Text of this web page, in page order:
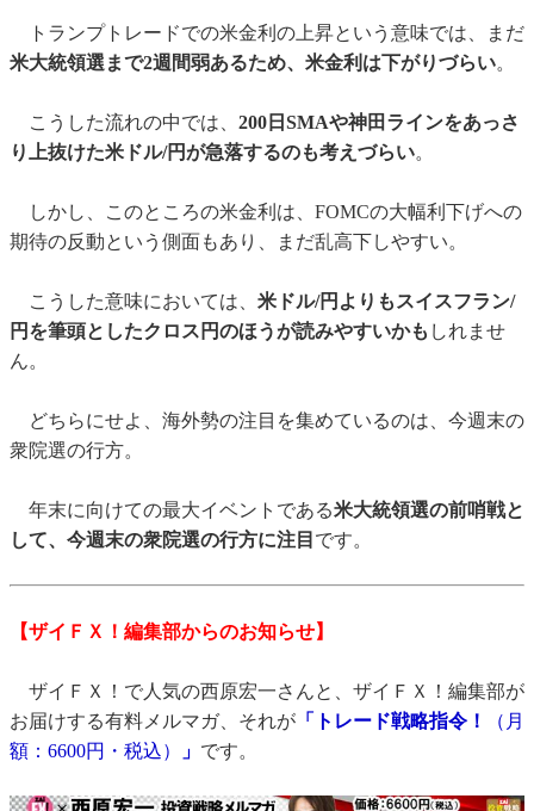
トランプトレードでの米金利の上昇という意味では、まだ
米大統領選まで2週間弱あるため、米金利は下がりづらい。
こうした流れの中では、 200日SMAや神田ラインをあっさ
り上抜けた米ドル/円が急落するのも考えづらい。
しかし、このところの米金利は、FOMCの大幅利下げへの
期待の反動という側面もあり、まだ乱高下しやすい。
こうした意味においては、 米ドル/円よりもスイスフラン/
円を筆頭としたクロス円のほうが読みやすいかも しれませ
ん。
どちらにせよ、海外勢の注目を集めているのは、今週末の
衆院選の行方。
年末に向けての最大イベントである米大統領選の前哨戦と
して、今週末の衆院選の行方に注目 です。
【ザイＦＸ！編集部からのお知らせ】
ザイＦＸ！で人気の西原宏一さんと、ザイＦＸ！編集部が
お届けする有料メルマガ、それが 「トレード戦略指令！
（月
額：6600円・税込）
」 です。